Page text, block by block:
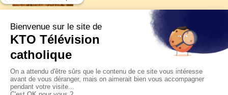
La visite pastorale du pape Léon
XIV à Assise à suivre sur KTO le
Article
Le pape en Uruguay, Argentine et